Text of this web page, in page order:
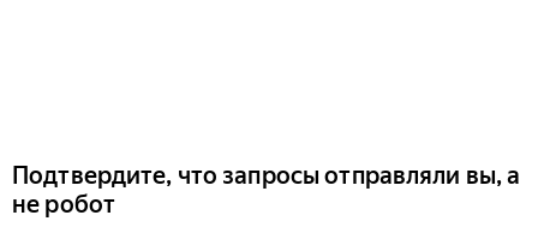
Подтвердите, что запросы отправляли вы, а
не робот